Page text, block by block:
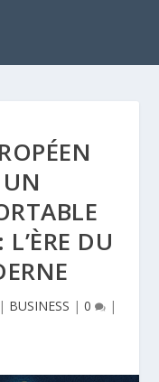
DU
| BUSINESS | 0 |